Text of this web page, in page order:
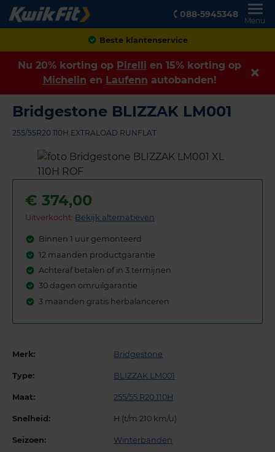
088-5945348
Menu
Achteraf betalen
Nu 20% korting op Pirelli en 15% korting op
Michelin en Laufenn autobanden!
Bridgestone BLIZZAK LM001
255/55R20 110H EXTRALOAD RUNFLAT
€ 374,00
Uitverkocht: Bekijk alternatieven
Binnen 1 uur gemonteerd
12 maanden productgarantie
Achteraf betalen of in 3 termijnen
30 dagen omruilgarantie
3 maanden gratis herbalanceren
Merk: Bridgestone
Type: BLIZZAK LM001
Maat: 255/55 R20 110H
Snelheid: H (t/m 210 km/u)
Seizoen: Winterbanden